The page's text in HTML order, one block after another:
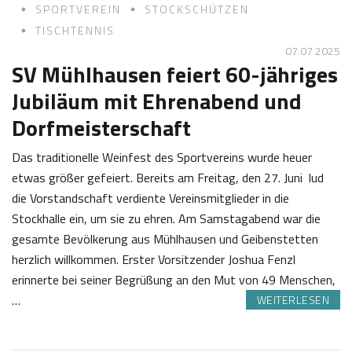
SPORTVEREIN
STOCKSCHÜTZEN
TISCHTENNIS
07.07 2025
SV Mühlhausen feiert 60-jähriges
Jubiläum mit Ehrenabend und
Dorfmeisterschaft
Das traditionelle Weinfest des Sportvereins wurde heuer
etwas größer gefeiert. Bereits am Freitag, den 27. Juni lud
die Vorstandschaft verdiente Vereinsmitglieder in die
Stockhalle ein, um sie zu ehren. Am Samstagabend war die
gesamte Bevölkerung aus Mühlhausen und Geibenstetten
herzlich willkommen. Erster Vorsitzender Joshua Fenzl
erinnerte bei seiner Begrüßung an den Mut von 49 Menschen,
…
WEITERLESEN